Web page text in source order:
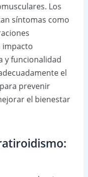
Los
síntomas como
impacto
y funcionalidad
el
prevenir
el bienestar